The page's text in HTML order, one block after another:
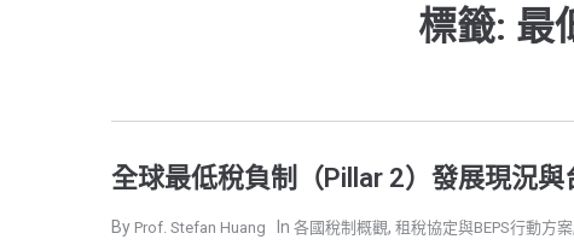
標籤: 最
全球最低稅負制（Pillar 2）發展現況
Prof. Stefan Huang 各國稅制概觀, 租稅協定與BEPS行動方案,